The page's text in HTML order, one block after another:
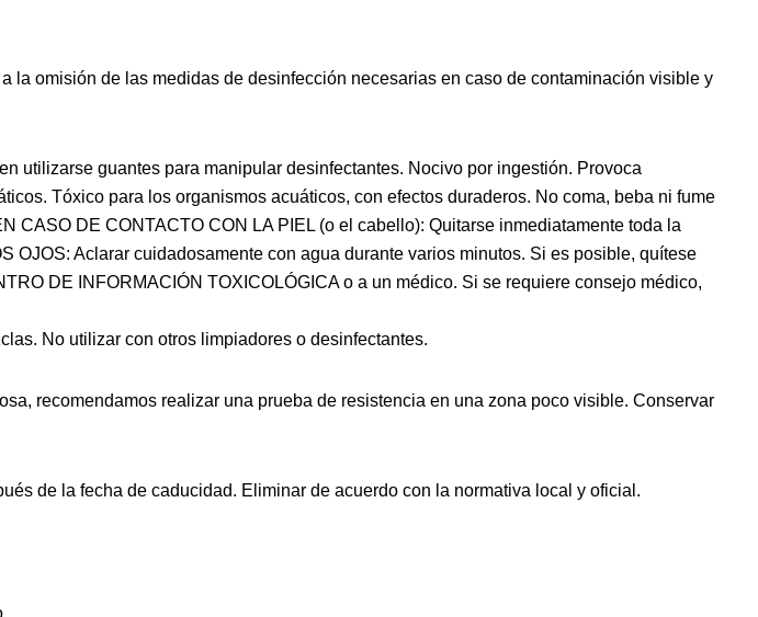
la omisión de las medidas de desinfección necesarias en caso de contaminación visible y
utilizarse guantes para manipular desinfectantes. Nocivo por ingestión. Provoca
Tóxico para los organismos acuáticos, con efectos duraderos. No coma, beba ni fume
CASO DE CONTACTO CON LA PIEL (o el cabello): Quitarse inmediatamente toda la
Aclarar cuidadosamente con agua durante varios minutos. Si es posible, quítese
DE INFORMACIÓN TOXICOLÓGICA o a un médico. Si se requiere consejo médico,
No utilizar con otros limpiadores o desinfectantes.
recomendamos realizar una prueba de resistencia en una zona poco visible. Conservar
de la fecha de caducidad. Eliminar de acuerdo con la normativa local y oficial.